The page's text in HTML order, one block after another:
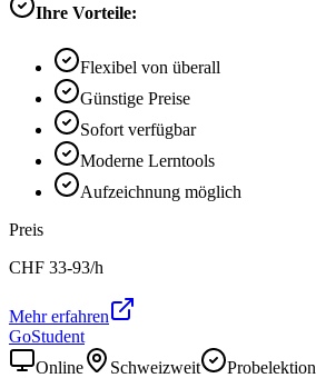
Ihre Vorteile:
Flexibel von überall
Günstige Preise
Sofort verfügbar
Moderne Lerntools
Aufzeichnung möglich
Preis
CHF 33-93/h
Mehr erfahren
GoStudent
Online
Schweizweit
Probelektion